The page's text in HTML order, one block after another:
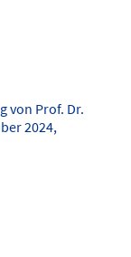
von Prof. Dr.
2024,